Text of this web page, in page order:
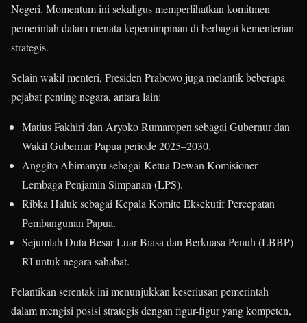
Negeri. Momentum ini sekaligus memperlihatkan komitmen
pemerintah dalam menata kepemimpinan di berbagai kementerian
strategis.
Selain wakil menteri, Presiden Prabowo juga melantik beberapa
pejabat penting negara, antara lain:
Matius Fakhiri dan Aryoko Rumaropen sebagai Gubernur dan
Wakil Gubernur Papua periode 2025–2030.
Anggito Abimanyu sebagai Ketua Dewan Komisioner
Lembaga Penjamin Simpanan (LPS).
Ribka Haluk sebagai Kepala Komite Eksekutif Percepatan
Pembangunan Papua.
Sejumlah Duta Besar Luar Biasa dan Berkuasa Penuh (LBBP)
RI untuk negara sahabat.
Pelantikan serentak ini menunjukkan keseriusan pemerintah
dalam mengisi posisi strategis dengan figur-figur yang kompeten,